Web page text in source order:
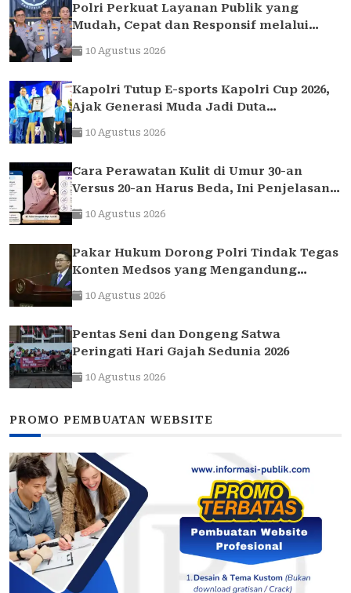
Polri Perkuat Layanan Publik yang
Mudah, Cepat dan Responsif melalui
SuperApp Polri
10 Agustus 2026
Kapolri Tutup E-sports Kapolri Cup 2026,
Ajak Generasi Muda Jadi Duta
Kamtibmas dan Aktif Laporkan
Gangguan Ke 110
10 Agustus 2026
Cara Perawatan Kulit di Umur 30-an
Versus 20-an Harus Beda, Ini Penjelasan
Dokter Anti-Aging Indonesia
10 Agustus 2026
Pakar Hukum Dorong Polri Tindak Tegas
Konten Medsos yang Mengandung
Provokasi
10 Agustus 2026
Pentas Seni dan Dongeng Satwa
Peringati Hari Gajah Sedunia 2026
10 Agustus 2026
PROMO PEMBUATAN WEBSITE